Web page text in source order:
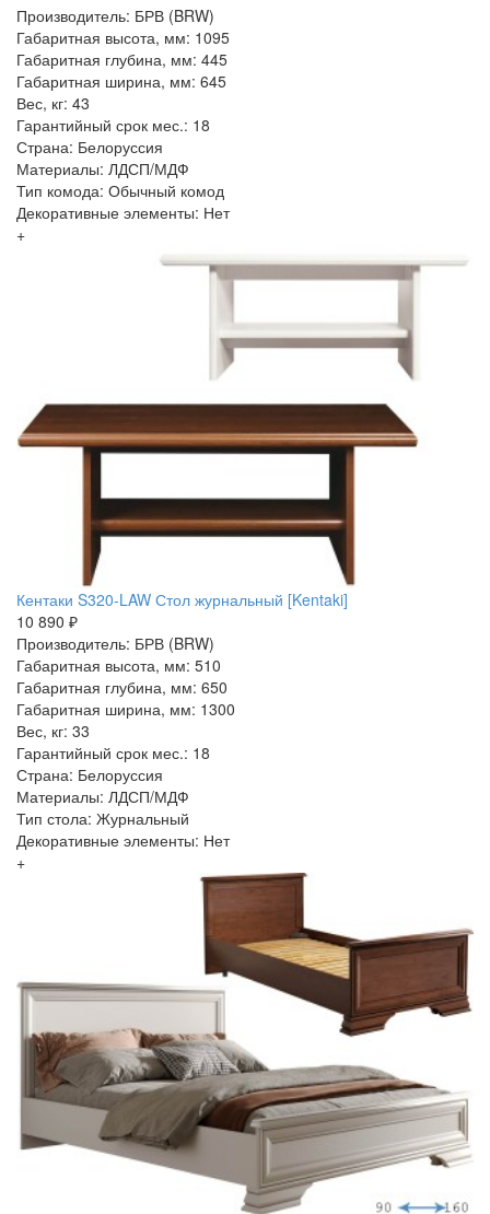
Производитель: БРВ (BRW)
Габаритная высота, мм: 1095
Габаритная глубина, мм: 445
Габаритная ширина, мм: 645
Вес, кг: 43
Гарантийный срок мес.: 18
Страна: Белоруссия
Материалы: ЛДСП/МДФ
Тип комода: Обычный комод
Декоративные элементы: Нет
+
Кентаки S320-LAW Стол журнальный [Kentaki]
10 890 ₽
Производитель: БРВ (BRW)
Габаритная высота, мм: 510
Габаритная глубина, мм: 650
Габаритная ширина, мм: 1300
Вес, кг: 33
Гарантийный срок мес.: 18
Страна: Белоруссия
Материалы: ЛДСП/МДФ
Тип стола: Журнальный
Декоративные элементы: Нет
+